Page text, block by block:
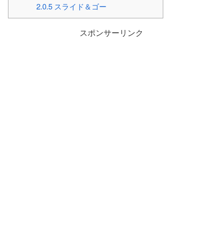
2.0.5スライド＆ゴー
スポンサーリンク